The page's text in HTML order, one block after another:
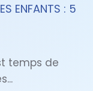
ENFANTS : 5
temps de